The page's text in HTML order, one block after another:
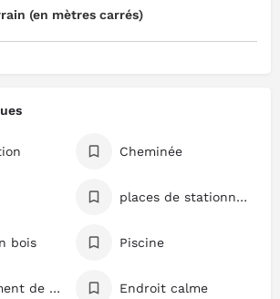
(en mètres carrés)
Cheminée
places de stationnement
bois Piscine
Emplacement de premier choix Endroit calme